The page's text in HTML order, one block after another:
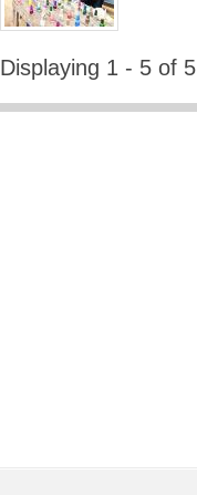
Displaying 1 - 5 of 5